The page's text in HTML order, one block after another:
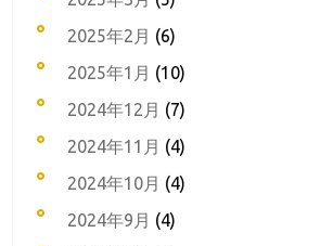
2025年2月 (6)
2025年1月 (10)
2024年12月 (7)
2024年11月 (4)
2024年10月 (4)
2024年9月 (4)